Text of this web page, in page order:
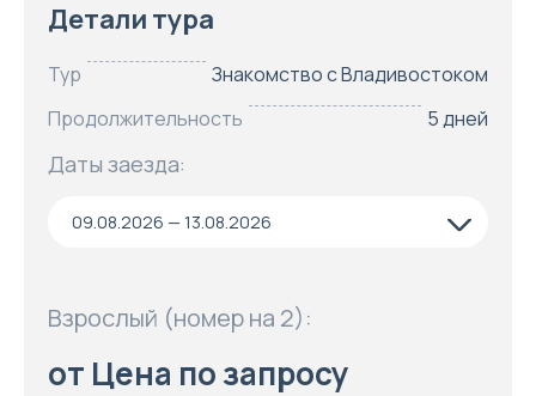
Детали тура
Тур
Знакомство с Владивостоком
Продолжительность
5 дней
Даты заезда:
09.08.2026 — 13.08.2026
Взрослый (номер на 2):
от Цена по запросу